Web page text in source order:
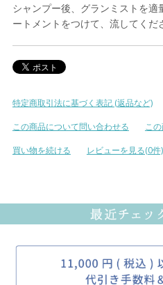
シャンプー後、グランミストを適
ートメントをつけて、流してくだ
特定商取引法に基づく表記 (返品など)
この商品について問い合わせる
こ
買い物を続ける
レビューを見る(0件)